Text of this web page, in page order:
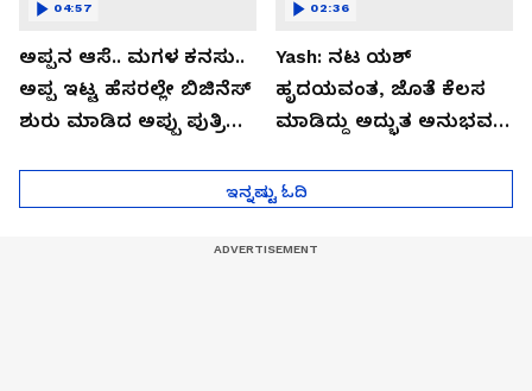
ಅಪ್ಪನ ಆಸೆ.. ಮಗಳ ಕನಸು..
ಅಪ್ಪ ಇಟ್ಟ ಹೆಸರಲ್ಲೇ ಬಿಜಿನೆಸ್​
ಶುರು ಮಾಡಿದ ಅಪ್ಪು ಪುತ್ರಿ
04:57
Yash: ನಟ ಯಶ್​
ಹೃದಯವಂತ, ಜೊತೆ ಕೆಲಸ
ಮಾಡಿದ್ದು ಅದ್ಭುತ ಅನುಭವ:
02:36
ಇನ್ನಷ್ಟು ಓದಿ